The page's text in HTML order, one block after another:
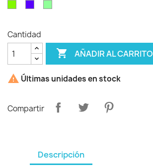
Cantidad
 AÑADIR AL CARRITO
 Últimas unidades en stock
Compartir
Descripción